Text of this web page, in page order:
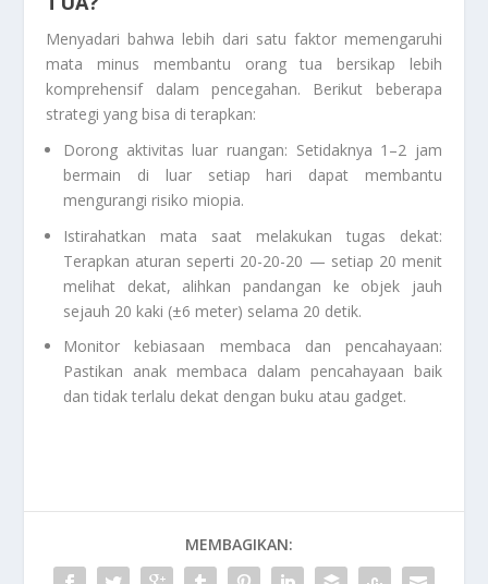
Menyadari bahwa lebih dari satu faktor memengaruhi
mata minus membantu orang tua bersikap lebih
komprehensif dalam pencegahan. Berikut beberapa
strategi yang bisa di terapkan:
Dorong aktivitas luar ruangan: Setidaknya 1–2 jam
bermain di luar setiap hari dapat membantu
mengurangi risiko miopia.
Istirahatkan mata saat melakukan tugas dekat:
Terapkan aturan seperti 20-20-20 — setiap 20 menit
melihat dekat, alihkan pandangan ke objek jauh
sejauh 20 kaki (±6 meter) selama 20 detik.
Monitor kebiasaan membaca dan pencahayaan:
Pastikan anak membaca dalam pencahayaan baik
dan tidak terlalu dekat dengan buku atau gadget.
MEMBAGIKAN: